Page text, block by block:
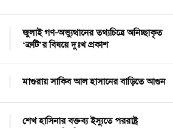
জুলাই গণ-অভ্যুত্থানের তথ্যচিত্রে অনিচ্ছাকৃত
‘ত্রুটি’র বিষয়ে দুঃখ প্রকাশ
মাগুরায় সাকিব আল হাসানের বাড়িতে আগুন
শেখ হাসিনার বক্তব্য ইস্যুতে পররাষ্ট্র